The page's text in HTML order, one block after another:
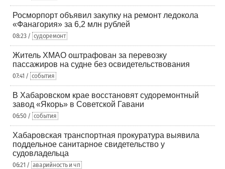
Росморпорт объявил закупку на ремонт ледокола
«Фанагория» за 6,2 млн рублей
08:23 / судоремонт
Житель ХМАО оштрафован за перевозку
пассажиров на судне без освидетельствования
07:41 / события
В Хабаровском крае восстановят судоремонтный
завод «Якорь» в Советской Гавани
06:50 / события
Хабаровская транспортная прокуратура выявила
поддельное санитарное свидетельство у
судовладельца
06:21 / аварийность и чп